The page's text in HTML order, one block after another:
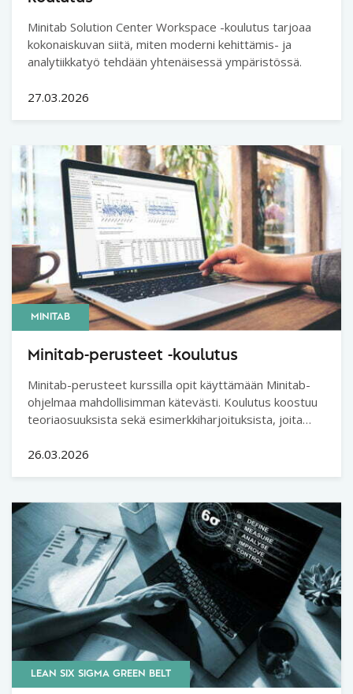
Minitab Solution Center Workspace -koulutus tarjoaa
kokonaiskuvan siitä, miten moderni kehittämis- ja
analytiikkatyö tehdään yhtenäisessä ympäristössä.
27.03.2026
MINITAB
Minitab-perusteet -koulutus
Minitab-perusteet kurssilla opit käyttämään Minitab-
ohjelmaa mahdollisimman kätevästi. Koulutus koostuu
teoriaosuuksista sekä esimerkkiharjoituksista, joita
26.03.2026
LEAN SIX SIGMA GREEN BELT